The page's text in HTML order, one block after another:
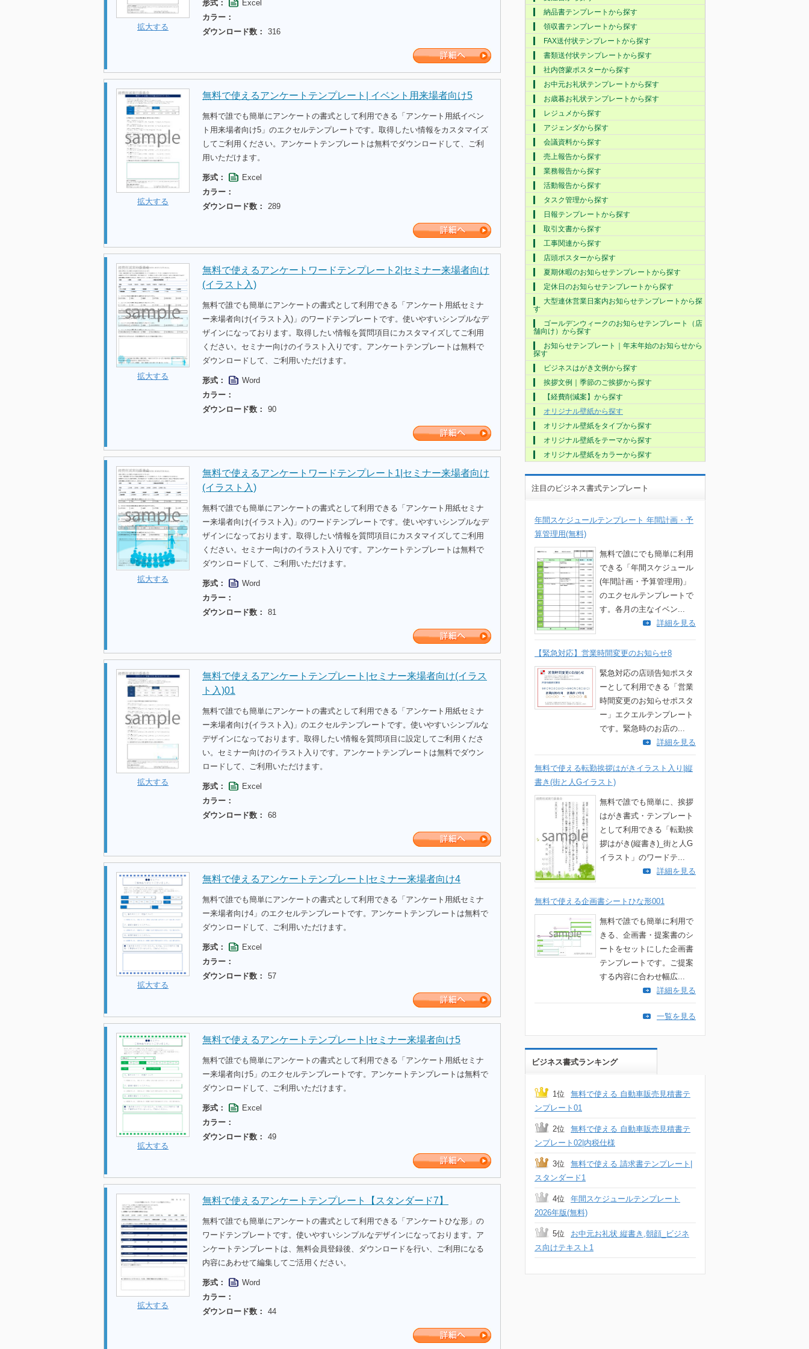
拡大する
形式：
Excel
カラー：
ダウンロード数：
316
拡大する
無料で使えるアンケートテンプレート| イベント用来場者向け5
無料で誰でも簡単にアンケートの書式として利用できる「アンケート用紙イベン
ト用来場者向け5」のエクセルテンプレートです。取得したい情報をカスタマイズ
してご利用ください。アンケートテンプレートは無料でダウンロードして、ご利
用いただけます。
形式：
Excel
カラー：
ダウンロード数：
289
拡大する
無料で使えるアンケートワードテンプレート2|セミナー来場者向け
(イラスト入)
無料で誰でも簡単にアンケートの書式として利用できる「アンケート用紙セミナ
ー来場者向け(イラスト入)」のワードテンプレートです。使いやすいシンプルなデ
ザインになっております。取得したい情報を質問項目にカスタマイズしてご利用
ください。セミナー向けのイラスト入りです。アンケートテンプレートは無料で
ダウンロードして、ご利用いただけます。
形式：
Word
カラー：
ダウンロード数：
90
拡大する
無料で使えるアンケートワードテンプレート1|セミナー来場者向け
(イラスト入)
無料で誰でも簡単にアンケートの書式として利用できる「アンケート用紙セミナ
ー来場者向け(イラスト入)」のワードテンプレートです。使いやすいシンプルなデ
ザインになっております。取得したい情報を質問項目にカスタマイズしてご利用
ください。セミナー向けのイラスト入りです。アンケートテンプレートは無料で
ダウンロードして、ご利用いただけます。
形式：
Word
カラー：
ダウンロード数：
81
拡大する
無料で使えるアンケートテンプレート|セミナー来場者向け(イラス
ト入)01
無料で誰でも簡単にアンケートの書式として利用できる「アンケート用紙セミナ
ー来場者向け(イラスト入)」のエクセルテンプレートです。使いやすいシンプルな
デザインになっております。取得したい情報を質問項目に設定してご利用くださ
い。セミナー向けのイラスト入りです。アンケートテンプレートは無料でダウン
ロードして、ご利用いただけます。
形式：
Excel
カラー：
ダウンロード数：
68
拡大する
無料で使えるアンケートテンプレート|セミナー来場者向け4
無料で誰でも簡単にアンケートの書式として利用できる「アンケート用紙セミナ
ー来場者向け4」のエクセルテンプレートです。アンケートテンプレートは無料で
ダウンロードして、ご利用いただけます。
形式：
Excel
カラー：
ダウンロード数：
57
拡大する
無料で使えるアンケートテンプレート|セミナー来場者向け5
無料で誰でも簡単にアンケートの書式として利用できる「アンケート用紙セミナ
ー来場者向け5」のエクセルテンプレートです。アンケートテンプレートは無料で
ダウンロードして、ご利用いただけます。
形式：
Excel
カラー：
ダウンロード数：
49
拡大する
無料で使えるアンケートテンプレート【スタンダード7】
無料で誰でも簡単にアンケートの書式として利用できる「アンケートひな形」の
ワードテンプレートです。使いやすいシンプルなデザインになっております。ア
ンケートテンプレートは、無料会員登録後、ダウンロードを行い、ご利用になる
内容にあわせて編集してご活用ください。
形式：
Word
カラー：
ダウンロード数：
44
納品書テンプレートから探す
領収書テンプレートから探す
FAX送付状テンプレートから探す
書類送付状テンプレートから探す
社内啓蒙ポスターから探す
お中元お礼状テンプレートから探す
お歳暮お礼状テンプレートから探す
レジュメから探す
アジェンダから探す
会議資料から探す
売上報告から探す
業務報告から探す
活動報告から探す
タスク管理から探す
日報テンプレートから探す
取引文書から探す
工事関連から探す
店頭ポスターから探す
夏期休暇のお知らせテンプレートから探す
定休日のお知らせテンプレートから探す
大型連休営業日案内お知らせテンプレートから探
す
ゴールデンウィークのお知らせテンプレート（店
舗向け）から探す
お知らせテンプレート｜年末年始のお知らせから
探す
ビジネスはがき文例から探す
挨拶文例｜季節のご挨拶から探す
【経費削減案】から探す
オリジナル壁紙から探す
オリジナル壁紙をタイプから探す
オリジナル壁紙をテーマから探す
オリジナル壁紙をカラーから探す
注目のビジネス書式テンプレート
年間スケジュールテンプレート 年間計画・予
算管理用(無料)
無料で誰にでも簡単に利用
できる「年間スケジュール
(年間計画・予算管理用)」
のエクセルテンプレートで
す。各月の主なイベン...
詳細を見る
【緊急対応】営業時間変更のお知らせ8
緊急対応の店頭告知ポスタ
ーとして利用できる「営業
時間変更のお知らせポスタ
ー」エクエルテンプレート
です。緊急時のお店の...
詳細を見る
無料で使える転勤挨拶はがきイラスト入り|縦
書き(街と人Gイラスト)
無料で誰でも簡単に、挨拶
はがき書式・テンプレート
として利用できる「転勤挨
拶はがき(縦書き)_街と人G
イラスト」のワードテ...
詳細を見る
無料で使える企画書シートひな形001
無料で誰でも簡単に利用で
きる、企画書・提案書のシ
ートをセットにした企画書
テンプレートです。ご提案
する内容に合わせ幅広...
詳細を見る
一覧を見る
ビジネス書式ランキング
1位
無料で使える 自動車販売見積書テ
ンプレート01
2位
無料で使える 自動車販売見積書テ
ンプレート02|内税仕様
3位
無料で使える 請求書テンプレート|
スタンダード1
4位
年間スケジュールテンプレート
2026年版(無料)
5位
お中元お礼状 縦書き,朝顔_ビジネ
ス向けテキスト1